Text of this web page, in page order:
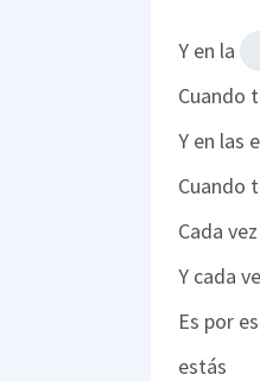
Y en la
Cuando
Y en las
Cuando
Cada
Y cada
Es por
estás